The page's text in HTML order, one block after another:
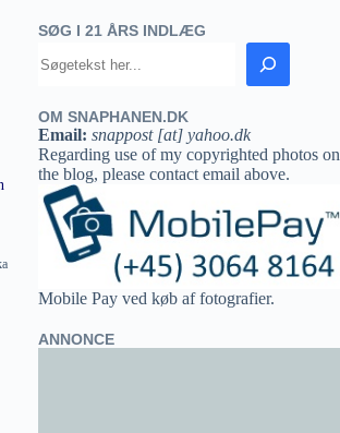
SØG I 21 ÅRS INDLÆG
OM SNAPHANEN.DK
Email: snappost [at] yahoo.dk
Regarding use of my copyrighted photos on
the blog, please contact email above.
Mobile Pay ved køb af fotografier.
ANNONCE